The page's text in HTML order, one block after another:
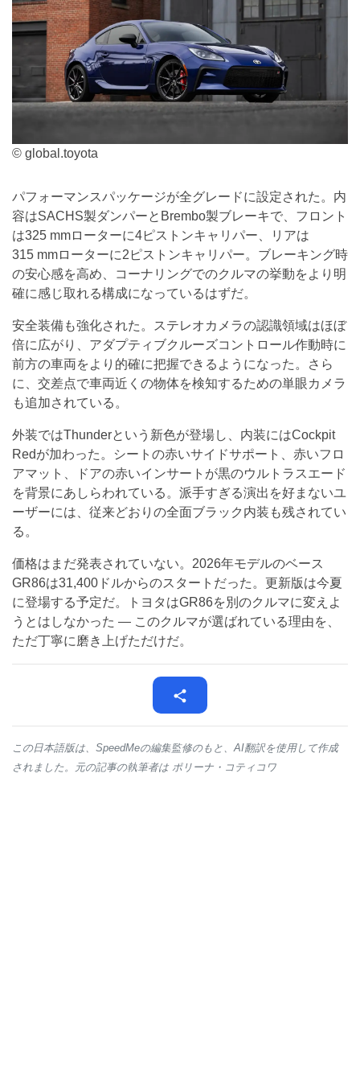
© global.toyota
パフォーマンスパッケージが全グレードに設定された。内
容はSACHS製ダンパーとBrembo製ブレーキで、フロント
は325 mmローターに4ピストンキャリパー、リアは
315 mmローターに2ピストンキャリパー。ブレーキング時
の安心感を高め、コーナリングでのクルマの挙動をより明
確に感じ取れる構成になっているはずだ。
安全装備も強化された。ステレオカメラの認識領域はほぼ
倍に広がり、アダプティブクルーズコントロール作動時に
前方の車両をより的確に把握できるようになった。さら
に、交差点で車両近くの物体を検知するための単眼カメラ
も追加されている。
外装ではThunderという新色が登場し、内装にはCockpit
Redが加わった。シートの赤いサイドサポート、赤いフロ
アマット、ドアの赤いインサートが黒のウルトラスエード
を背景にあしらわれている。派手すぎる演出を好まないユ
ーザーには、従来どおりの全面ブラック内装も残されてい
る。
価格はまだ発表されていない。2026年モデルのベース
GR86は31,400ドルからのスタートだった。更新版は今夏
に登場する予定だ。トヨタはGR86を別のクルマに変えよ
うとはしなかった — このクルマが選ばれている理由を、
ただ丁寧に磨き上げただけだ。
この日本語版は、SpeedMeの編集監修のもと、AI翻訳を使用して作成
されました。元の記事の執筆者は ポリーナ・コティコワ